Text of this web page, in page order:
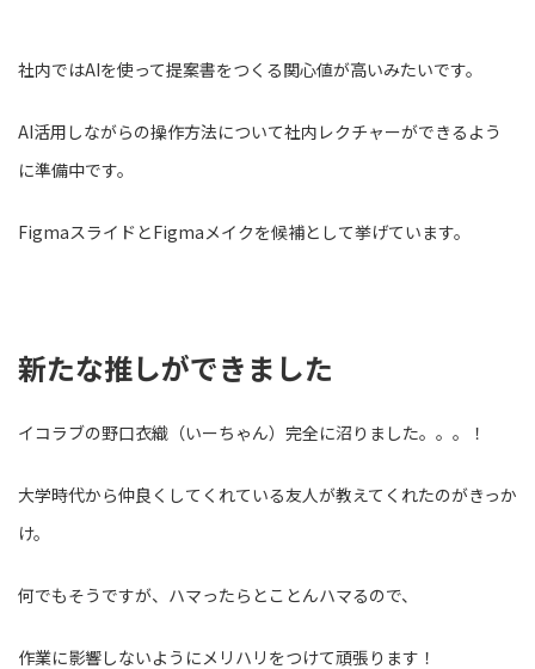
社内ではAIを使って提案書をつくる関心値が高いみたいです。
AI活用しながらの操作方法について社内レクチャーができるよう
に準備中です。
FigmaスライドとFigmaメイクを候補として挙げています。
新たな推しができました
イコラブの野口衣織（いーちゃん）完全に沼りました。。。！
大学時代から仲良くしてくれている友人が教えてくれたのがきっか
け。
何でもそうですが、ハマったらとことんハマるので、
作業に影響しないようにメリハリをつけて頑張ります！